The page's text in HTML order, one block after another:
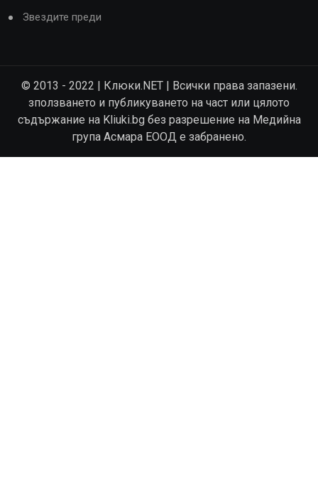
Звездите преди
© 2013 - 2022 | Клюки.NET | Всички права запазени.
зползването и публикуването на част или цялото
съдържание на Kliuki.bg без разрешение на Медийна
група Асмара ЕООД е забранено.